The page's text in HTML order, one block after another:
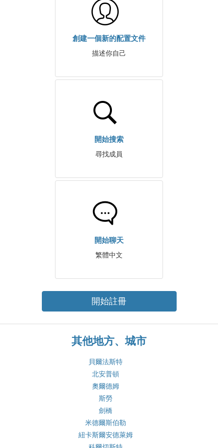
創建一個新的配置文件
描述你自己
開始搜索
尋找成員
開始聊天
繁體中文
開始註冊
其他地方、城市
貝爾法斯特
北安普頓
奧爾德姆
斯勞
劍橋
米德爾斯伯勒
紐卡斯爾安德萊姆